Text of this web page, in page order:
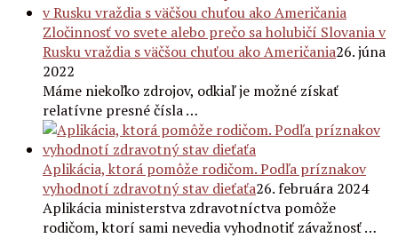
Zločinnosť vo svete alebo prečo sa holubičí Slovania v
Rusku vraždia s väčšou chuťou ako Američania26. júna
2022
Máme niekoľko zdrojov, odkiaľ je možné získať
relatívne presné čísla …
Aplikácia, ktorá pomôže rodičom. Podľa príznakov
vyhodnotí zdravotný stav dieťaťa26. februára 2024
Aplikácia ministerstva zdravotníctva pomôže
rodičom, ktorí sami nevedia vyhodnotiť závažnosť …